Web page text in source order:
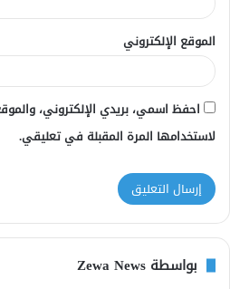
الموقع الإلكتروني
احفظ اسمي، بريدي الإلكتروني،
لاستخدامها المرة المقبلة في تعليقي.
بواسطة Zewa News